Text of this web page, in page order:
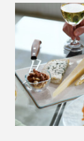
ポテトは冷凍
がきいてポ
ポテトをオリ
ャンクフード